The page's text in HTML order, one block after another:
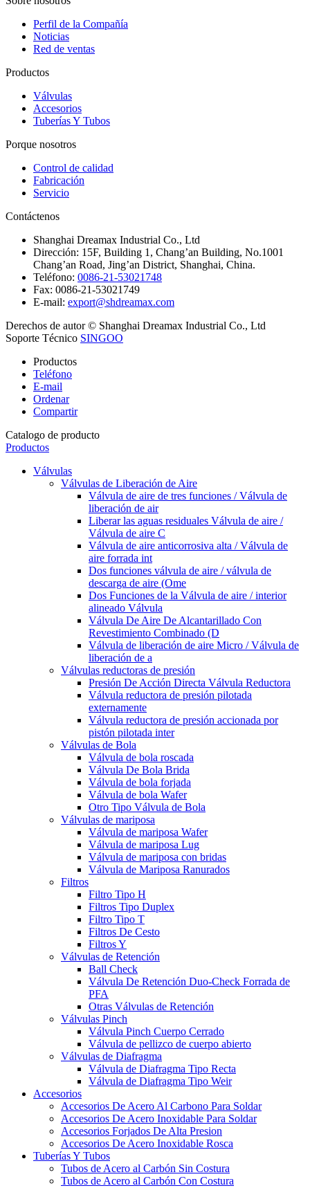
Perfil de la Compañía
Noticias
Red de ventas
Productos
Válvulas
Accesorios
Tuberías Y Tubos
Porque nosotros
Control de calidad
Fabricación
Servicio
Contáctenos
Shanghai Dreamax Industrial Co., Ltd
Dirección: 15F, Building 1, Chang’an Building, No.1001
Chang’an Road, Jing’an District, Shanghai, China.
Teléfono: 0086-21-53021748
Fax: 0086-21-53021749
E-mail: export@shdreamax.com
Derechos de autor © Shanghai Dreamax Industrial Co., Ltd
Soporte Técnico SINGOO
Productos
Teléfono
E-mail
Ordenar
Compartir
Catalogo de producto
Productos
Válvulas
Válvulas de Liberación de Aire
Válvula de aire de tres funciones / Válvula de
liberación de air
Liberar las aguas residuales Válvula de aire /
Válvula de aire C
Válvula de aire anticorrosiva alta / Válvula de
aire forrada int
Dos funciones válvula de aire / válvula de
descarga de aire (Ome
Dos Funciones de la Válvula de aire / interior
alineado Válvula
Válvula De Aire De Alcantarillado Con
Revestimiento Combinado (D
Válvula de liberación de aire Micro / Válvula de
liberación de a
Válvulas reductoras de presión
Presión De Acción Directa Válvula Reductora
Válvula reductora de presión pilotada
externamente
Válvula reductora de presión accionada por
pistón pilotada inter
Válvulas de Bola
Válvula de bola roscada
Válvula De Bola Brida
Válvula de bola forjada
Válvula de bola Wafer
Otro Tipo Válvula de Bola
Válvulas de mariposa
Válvula de mariposa Wafer
Válvula de mariposa Lug
Válvula de mariposa con bridas
Válvula de Mariposa Ranurados
Filtros
Filtro Tipo H
Filtros Tipo Duplex
Filtro Tipo T
Filtros De Cesto
Filtros Y
Válvulas de Retención
Ball Check
Válvula De Retención Duo-Check Forrada de
PFA
Otras Válvulas de Retención
Válvulas Pinch
Válvula Pinch Cuerpo Cerrado
Válvula de pellizco de cuerpo abierto
Válvulas de Diafragma
Válvula de Diafragma Tipo Recta
Válvula de Diafragma Tipo Weir
Accesorios
Accesorios De Acero Al Carbono Para Soldar
Accesorios De Acero Inoxidable Para Soldar
Accesorios Forjados De Alta Presion
Accesorios De Acero Inoxidable Rosca
Tuberías Y Tubos
Tubos de Acero al Carbón Sin Costura
Tubos de Acero al Carbón Con Costura